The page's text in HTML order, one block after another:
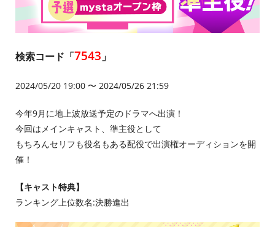
検索コード「7543」
2024/05/20 19:00 〜 2024/05/26 21:59
今年9月に地上波放送予定のドラマへ出演！
今回はメインキャスト、準主役として
もちろんセリフも役名もある配役で出演権オーディションを開
催！
【キャスト特典】
ランキング上位数名:決勝進出